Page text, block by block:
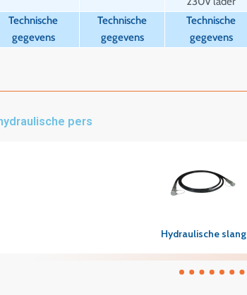
Technische
gegevens
Technische
gegevens
Technische
gegevens
pers
Snel overzicht
Hydraulische slang